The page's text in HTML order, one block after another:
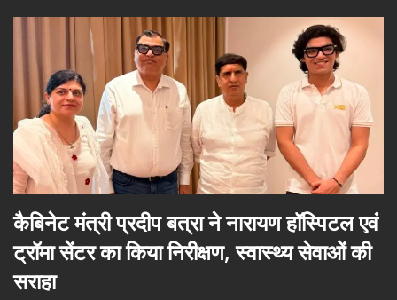
कैबिनेट मंत्री प्रदीप बत्रा ने नारायण हॉस्पिटल एवं
ट्रॉमा सेंटर का किया निरीक्षण, स्वास्थ्य सेवाओं की
सराहा